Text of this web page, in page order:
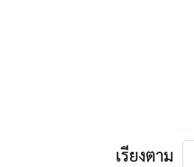
เรียงตาม